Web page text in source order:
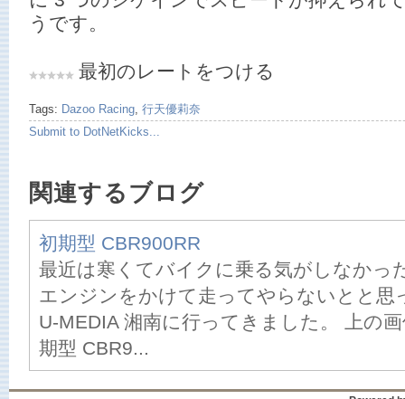
うです。
最初のレートをつける
Tags: Dazoo Racing 行天優莉奈
Submit to DotNetKicks...
関連するブログ
初期型 CBR900RR
最近は寒くてバイクに乗る気がしなかっ
エンジンをかけて走ってやらないとと思
U-MEDIA 湘南に行ってきました。 上の
期型 CBR9...